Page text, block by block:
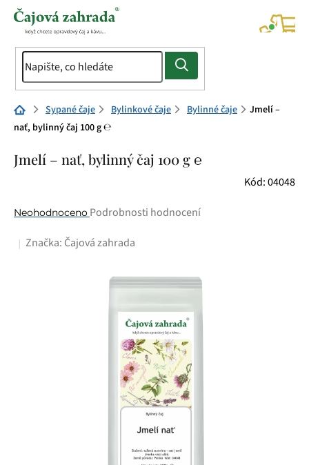
Přejít
Domů Sypané čaje Bylinkové čaje Bylinné čaje
Jmelí –
nať, bylinný čaj 100 g ℮
Jmelí – nať, bylinný čaj 100 g ℮
Kód:04048
Průměrné
produktu
Neohodnoceno Podrobnosti hodnocení
Značka: Čajová zahrada